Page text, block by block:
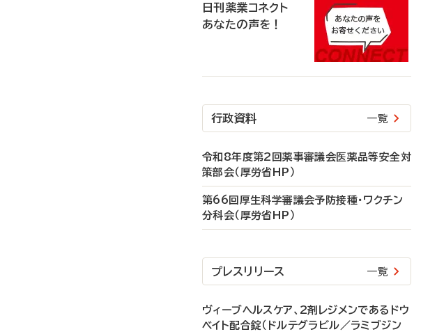
日刊薬業コネクト
あなたの声を！
行政資料 一覧
令和8年度第2回薬事審議会医薬品等安全対
策部会（厚労省HP）
第66回厚生科学審議会予防接種・ワクチン
分科会（厚労省HP）
プレスリリース 一覧
ヴィーブヘルスケア、2剤レジメンであるドウ
ベイト配合錠（ドルテグラビル／ラミブジン